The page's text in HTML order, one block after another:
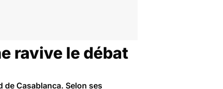
ravive le débat
de Casablanca. Selon ses